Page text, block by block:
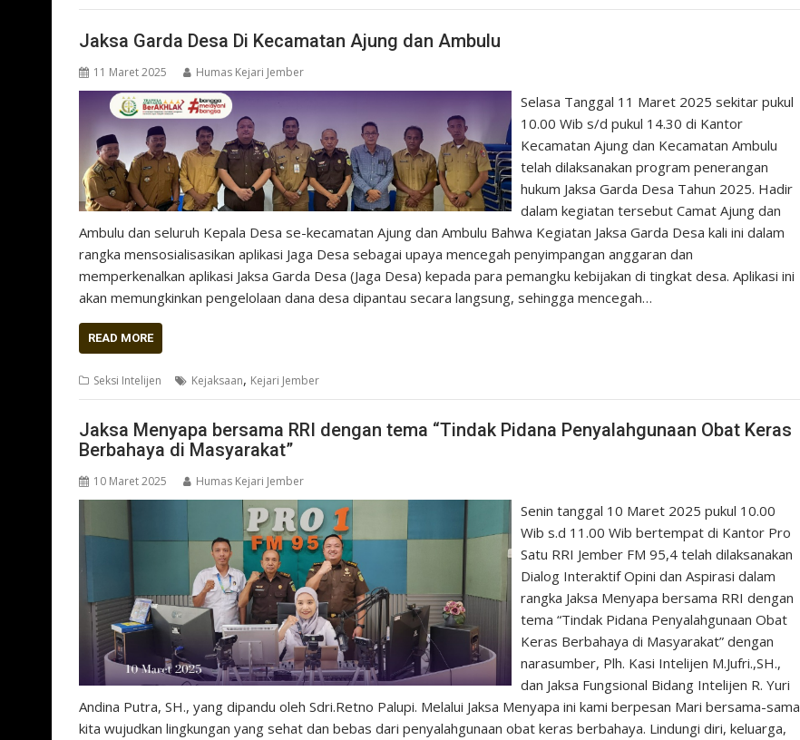
Jaksa Garda Desa Di Kecamatan Ajung dan Ambulu
11 Maret 2025 Humas Kejari Jember
Selasa Tanggal 11 Maret 2025 sekitar pukul
10.00 Wib s/d pukul 14.30 di Kantor
Kecamatan Ajung dan Kecamatan Ambulu
telah dilaksanakan program penerangan
hukum Jaksa Garda Desa Tahun 2025. Hadir
dalam kegiatan tersebut Camat Ajung dan
Ambulu dan seluruh Kepala Desa se-kecamatan Ajung dan Ambulu Bahwa Kegiatan Jaksa Garda Desa kali ini dalam
rangka mensosialisasikan aplikasi Jaga Desa sebagai upaya mencegah penyimpangan anggaran dan
memperkenalkan aplikasi Jaksa Garda Desa (Jaga Desa) kepada para pemangku kebijakan di tingkat desa. Aplikasi ini
akan memungkinkan pengelolaan dana desa dipantau secara langsung, sehingga mencegah…
READ MORE
Seksi Intelijen Kejaksaan, Kejari Jember
Jaksa Menyapa bersama RRI dengan tema “Tindak Pidana Penyalahgunaan Obat Keras
Berbahaya di Masyarakat”
10 Maret 2025 Humas Kejari Jember
Senin tanggal 10 Maret 2025 pukul 10.00
Wib s.d 11.00 Wib bertempat di Kantor Pro
Satu RRI Jember FM 95,4 telah dilaksanakan
Dialog Interaktif Opini dan Aspirasi dalam
rangka Jaksa Menyapa bersama RRI dengan
tema “Tindak Pidana Penyalahgunaan Obat
Keras Berbahaya di Masyarakat” dengan
narasumber, Plh. Kasi Intelijen M.Jufri.,SH.,
dan Jaksa Fungsional Bidang Intelijen R. Yuri
Andina Putra, SH., yang dipandu oleh Sdri.Retno Palupi. Melalui Jaksa Menyapa ini kami berpesan Mari bersama-sama
kita wujudkan lingkungan yang sehat dan bebas dari penyalahgunaan obat keras berbahaya. Lindungi diri, keluarga,